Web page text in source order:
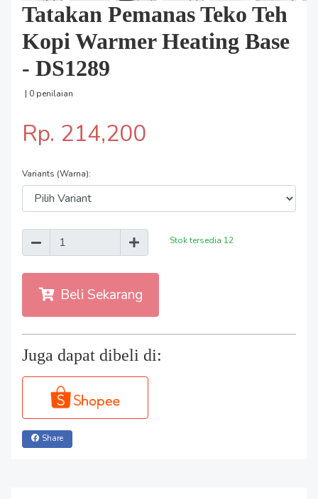
Tatakan Pemanas Teko Teh
Kopi Warmer Heating Base
- DS1289
| 0 penilaian
Rp. 214,200
Variants (Warna):
Stok tersedia 12
Beli Sekarang
Juga dapat dibeli di:
Share